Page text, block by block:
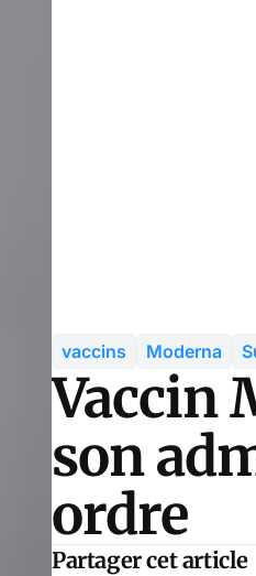
vaccins Moderna
Vaccin
son
ordre
Partager cet article